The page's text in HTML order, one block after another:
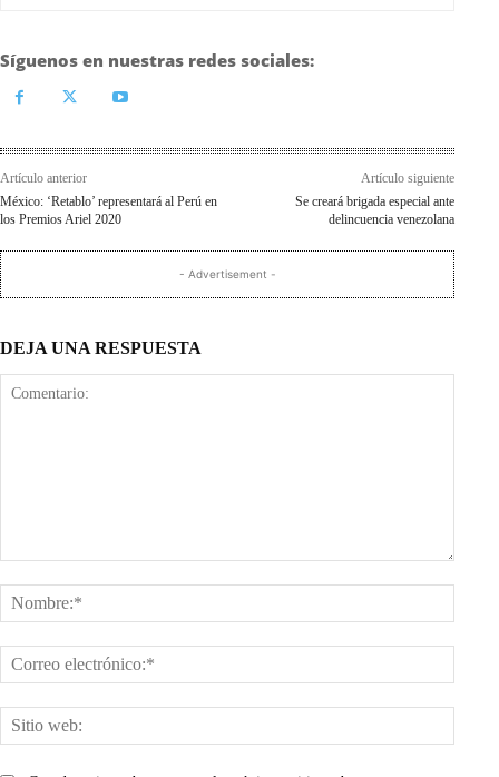
Síguenos en nuestras redes sociales:
Artículo anterior
México: ‘Retablo’ representará al Perú en
los Premios Ariel 2020
Artículo siguiente
Se creará brigada especial ante
delincuencia venezolana
- Advertisement -
DEJA UNA RESPUESTA
web: